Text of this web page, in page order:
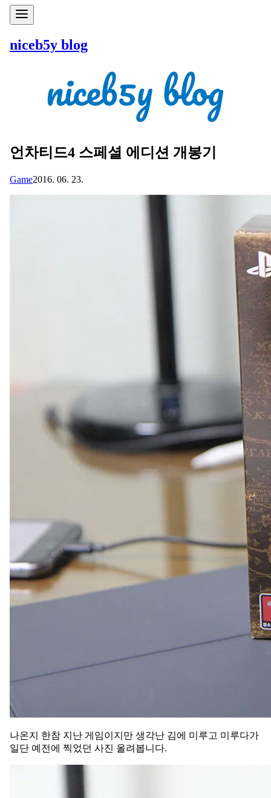
niceb5y blog
언차티드4 스페셜 에디션 개봉기
Game2016. 06. 23.
나온지 한참 지난 게임이지만 생각난 김에 미루고 미루다가
일단 예전에 찍었던 사진 올려봅니다.